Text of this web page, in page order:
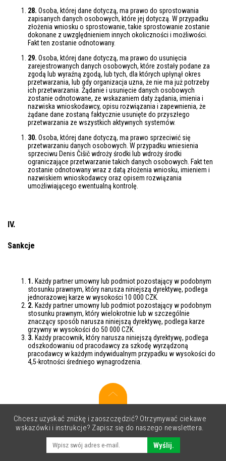
28. Osoba, której dane dotyczą, ma prawo do sprostowania
zapisanych danych osobowych, które jej dotyczą. W przypadku
złożenia wniosku o sprostowanie, takie sprostowanie zostanie
dokonane z uwzględnieniem innych okoliczności i możliwości.
Fakt ten zostanie odnotowany.
29. Osoba, której dane dotyczą, ma prawo do usunięcia
zarejestrowanych danych osobowych, które zostały podane za
zgodą lub wyraźną zgodą, lub tych, dla których upłynął okres
przetwarzania, lub gdy organizacja uzna, że nie ma już potrzeby
ich przetwarzania. Żądanie i usunięcie danych osobowych
zostanie odnotowane, ze wskazaniem daty żądania, imienia i
nazwiska wnioskodawcy, opisu rozwiązania i zapewnienia, że
żądane dane zostaną faktycznie usunięte do przyszłego
przetwarzania ze wszystkich aktywnych systemów.
30. Osoba, której dane dotyczą, ma prawo sprzeciwić się
przetwarzaniu danych osobowych. W przypadku wniesienia
sprzeciwu Denis Čišič wdroży środki lub wdroży środki
ograniczające przetwarzanie takich danych osobowych. Fakt ten
zostanie odnotowany wraz z datą złożenia wniosku, imieniem i
nazwiskiem wnioskodawcy oraz opisem rozwiązania
umożliwiającego ewentualną kontrolę.
IV.
Sankcje
1. Każdy partner umowny lub podmiot pozostający w podobnym
stosunku prawnym, który narusza niniejszą dyrektywę, podlega
jednorazowej karze w wysokości 10 000 CZK.
2. Każdy partner umowny lub podmiot pozostający w podobnym
stosunku prawnym, który wielokrotnie lub w szczególnie
znaczący sposób narusza niniejszą dyrektywę, podlega karze
grzywny w wysokości do 50 000 CZK.
3. Każdy pracownik, który narusza niniejszą dyrektywę, podlega
odszkodowaniu od pracodawcy za szkodę wyrządzoną
pracodawcy w każdym indywidualnym przypadku w wysokości do
4,5-krotności średniego wynagrodzenia.
Chcesz uzyskać zniżkę i zaoszczędzić? Otrzymywać ciekawe
wskazówki i instrukcje? Zapisz się do naszego newslettera.
Wyślij.